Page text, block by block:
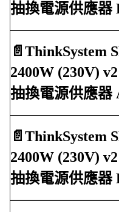
抽換電源供應器
📄️ ThinkSystem
2400W (230V)
抽換電源供應器
📄️ ThinkSystem
2400W (230V)
抽換電源供應器